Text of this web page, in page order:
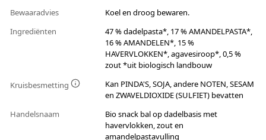
Bewaaradvies
Koel en droog bewaren.
Ingrediënten
47 % dadelpasta*, 17 % AMANDELPASTA*,
16 % AMANDELEN*, 15 %
HAVERVLOKKEN*, agavesiroop*, 0,5 %
zout *uit biologisch landbouw
Kruisbesmetting
Kan PINDA'S, SOJA, andere NOTEN, SESAM
en ZWAVELDIOXIDE (SULFIET) bevatten
Handelsnaam
Bio snack bal op dadelbasis met
havervlokken, zout en
amandelpastavulling